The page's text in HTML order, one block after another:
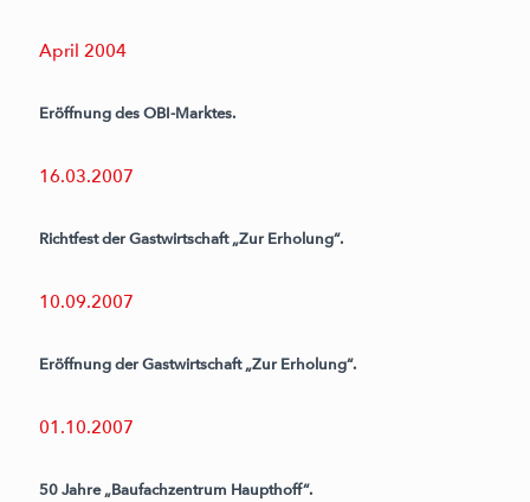
April 2004
Eröffnung des OBI-Marktes.
16.03.2007
Richtfest der Gastwirtschaft „Zur Erholung“.
10.09.2007
Eröffnung der Gastwirtschaft „Zur Erholung“.
01.10.2007
50 Jahre „Baufachzentrum Haupthoff“.